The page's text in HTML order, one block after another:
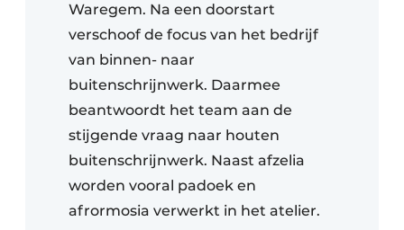
Waregem. Na een doorstart
verschoof de focus van het bedrijf
van binnen- naar
buitenschrijnwerk. Daarmee
beantwoordt het team aan de
stijgende vraag naar houten
buitenschrijnwerk. Naast afzelia
worden vooral padoek en
afrormosia verwerkt in het atelier.